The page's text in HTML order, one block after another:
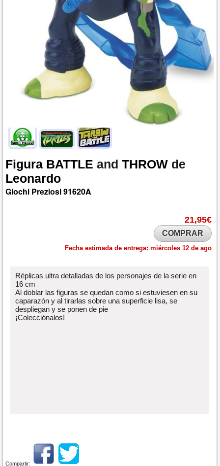
Figura BATTLE and THROW de
Leonardo
Giochi Preziosi91620A
21,95€
COMPRAR
Fecha estimada de entrega: miércoles 12 de ago
Réplicas ultra detalladas de los personajes de la serie en
16 cm
Al doblar las figuras se quedan como si estuviesen en su
caparazón y al tirarlas sobre una superficie lisa, se
despliegan y se ponen de pie
¡Colecciónalos!
Compartir: